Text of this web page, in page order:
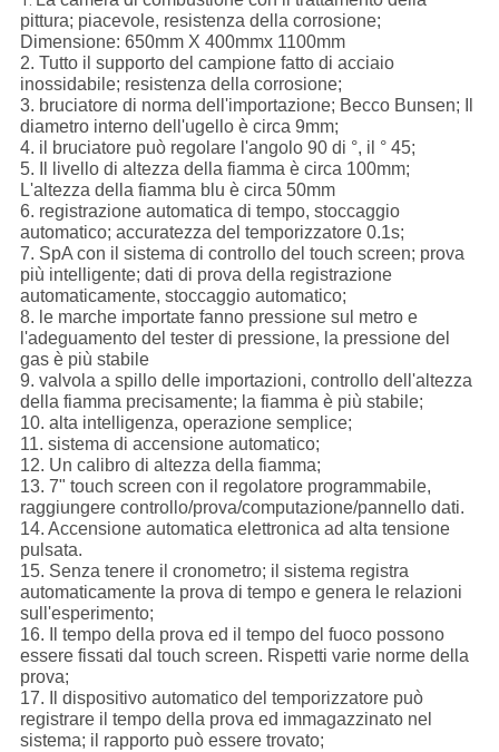
pittura; piacevole, resistenza della corrosione;
Dimensione: 650mm X 400mmx 1100mm
2. Tutto il supporto del campione fatto di acciaio
inossidabile; resistenza della corrosione;
3. bruciatore di norma dell'importazione; Becco Bunsen; Il
diametro interno dell'ugello è circa 9mm;
4. il bruciatore può regolare l'angolo 90 di °, il ° 45;
5. Il livello di altezza della fiamma è circa 100mm;
L'altezza della fiamma blu è circa 50mm
6. registrazione automatica di tempo, stoccaggio
automatico; accuratezza del temporizzatore 0.1s;
7. SpA con il sistema di controllo del touch screen; prova
più intelligente; dati di prova della registrazione
automaticamente, stoccaggio automatico;
8. le marche importate fanno pressione sul metro e
l'adeguamento del tester di pressione, la pressione del
gas è più stabile
9. valvola a spillo delle importazioni, controllo dell'altezza
della fiamma precisamente; la fiamma è più stabile;
10. alta intelligenza, operazione semplice;
11. sistema di accensione automatico;
12. Un calibro di altezza della fiamma;
13. 7" touch screen con il regolatore programmabile,
raggiungere controllo/prova/computazione/pannello dati.
14. Accensione automatica elettronica ad alta tensione
pulsata.
15. Senza tenere il cronometro; il sistema registra
automaticamente la prova di tempo e genera le relazioni
sull'esperimento;
16. Il tempo della prova ed il tempo del fuoco possono
essere fissati dal touch screen. Rispetti varie norme della
prova;
17. Il dispositivo automatico del temporizzatore può
registrare il tempo della prova ed immagazzinato nel
sistema; il rapporto può essere trovato;